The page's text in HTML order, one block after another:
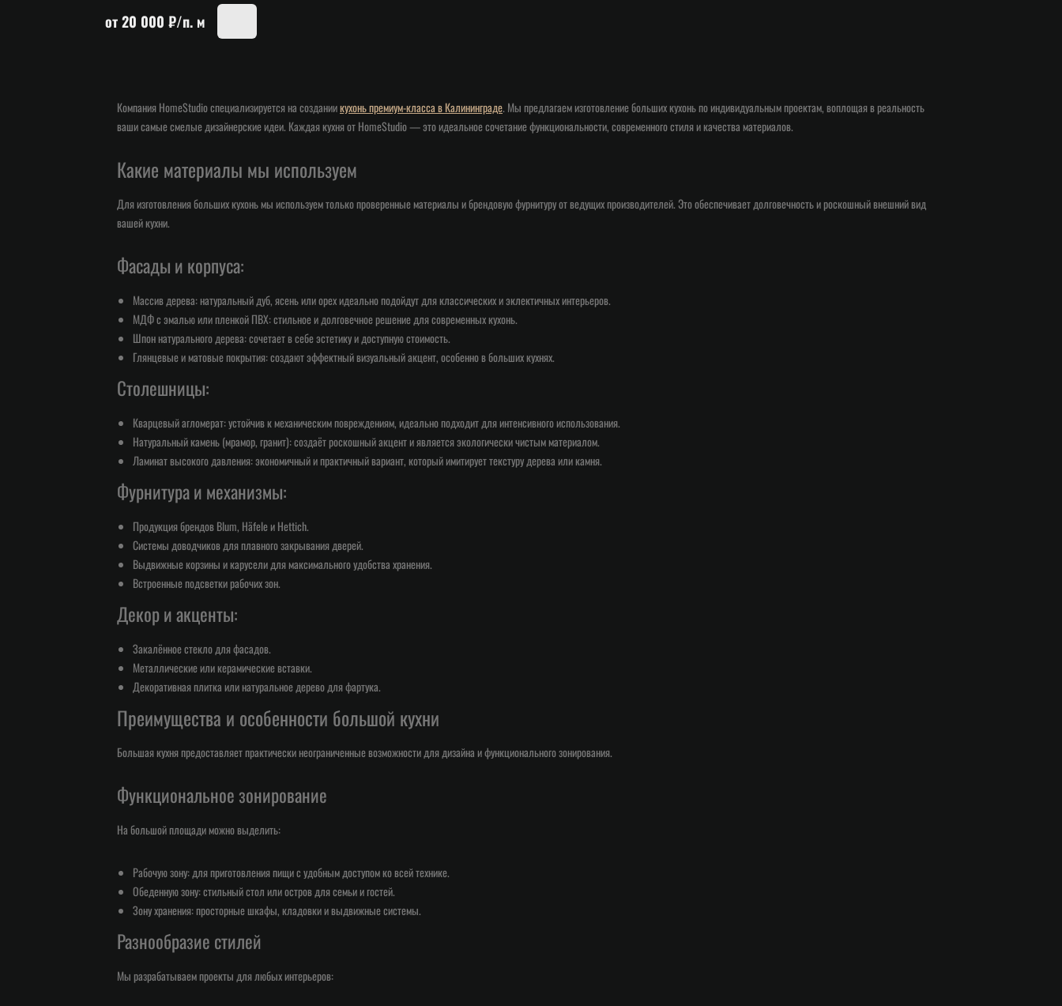
от 20 000 ₽/п. м
Компания HomeStudio специализируется на созданиикухонь премиум-класса в Калининграде. Мы предлагаем изготовление больших кухонь по индивидуальным проектам, воплощая в реальность
ваши самые смелые дизайнерские идеи. Каждая кухня от HomeStudio — это идеальное сочетание функциональности, современного стиля и качества материалов.
Какие материалы мы используем
Для изготовления больших кухонь мы используем только проверенные материалы и брендовую фурнитуру от ведущих производителей. Это обеспечивает долговечность и роскошный внешний вид
вашей кухни.
Фасады и корпуса:
Массив дерева: натуральный дуб, ясень или орех идеально подойдут для классических и эклектичных интерьеров.
МДФ с эмалью или пленкой ПВХ: стильное и долговечное решение для современных кухонь.
Шпон натурального дерева: сочетает в себе эстетику и доступную стоимость.
Глянцевые и матовые покрытия: создают эффектный визуальный акцент, особенно в больших кухнях.
Столешницы:
Кварцевый агломерат: устойчив к механическим повреждениям, идеально подходит для интенсивного использования.
Натуральный камень (мрамор, гранит): создаёт роскошный акцент и является экологически чистым материалом.
Ламинат высокого давления: экономичный и практичный вариант, который имитирует текстуру дерева или камня.
Фурнитура и механизмы:
Продукция брендов Blum, Häfele и Hettich.
Системы доводчиков для плавного закрывания дверей.
Выдвижные корзины и карусели для максимального удобства хранения.
Встроенные подсветки рабочих зон.
Декор и акценты:
Закалённое стекло для фасадов.
Металлические или керамические вставки.
Декоративная плитка или натуральное дерево для фартука.
Преимущества и особенности большой кухни
Большая кухня предоставляет практически неограниченные возможности для дизайна и функционального зонирования.
Функциональное зонирование
На большой площади можно выделить:
Рабочую зону: для приготовления пищи с удобным доступом ко всей технике.
Обеденную зону: стильный стол или остров для семьи и гостей.
Зону хранения: просторные шкафы, кладовки и выдвижные системы.
Разнообразие стилей
Мы разрабатываем проекты для любых интерьеров: